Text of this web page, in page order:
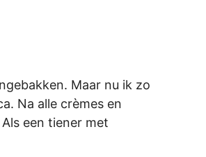
Maar nu ik zo
Na alle crèmes en
een tiener met